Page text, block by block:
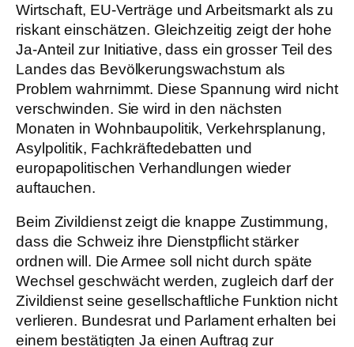
Wirtschaft, EU-Verträge und Arbeitsmarkt als zu
riskant einschätzen. Gleichzeitig zeigt der hohe
Ja-Anteil zur Initiative, dass ein grosser Teil des
Landes das Bevölkerungswachstum als
Problem wahrnimmt. Diese Spannung wird nicht
verschwinden. Sie wird in den nächsten
Monaten in Wohnbaupolitik, Verkehrsplanung,
Asylpolitik, Fachkräftedebatten und
europapolitischen Verhandlungen wieder
auftauchen.
Beim Zivildienst zeigt die knappe Zustimmung,
dass die Schweiz ihre Dienstpflicht stärker
ordnen will. Die Armee soll nicht durch späte
Wechsel geschwächt werden, zugleich darf der
Zivildienst seine gesellschaftliche Funktion nicht
verlieren. Bundesrat und Parlament erhalten bei
einem bestätigten Ja einen Auftrag zur